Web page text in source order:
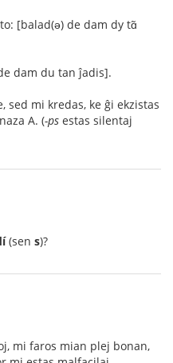
[balad(ə) de dam dy tɑ̃
dam du tan ĵadis].
sed mi kredas, ke ĝi ekzistas
A. (-ps estas silentaj
(sen s)?
mi faros mian plej bonan,